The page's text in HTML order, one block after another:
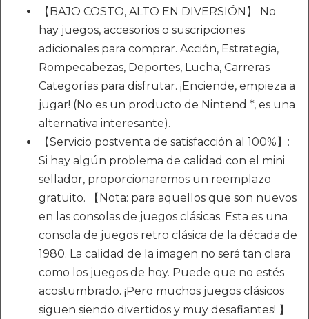
【BAJO COSTO, ALTO EN DIVERSIÓN】 No
hay juegos, accesorios o suscripciones
adicionales para comprar. Acción, Estrategia,
Rompecabezas, Deportes, Lucha, Carreras
Categorías para disfrutar. ¡Enciende, empieza a
jugar! (No es un producto de Nintend *, es una
alternativa interesante).
【Servicio postventa de satisfacción al 100%】:
Si hay algún problema de calidad con el mini
sellador, proporcionaremos un reemplazo
gratuito. 【Nota: para aquellos que son nuevos
en las consolas de juegos clásicas. Esta es una
consola de juegos retro clásica de la década de
1980. La calidad de la imagen no será tan clara
como los juegos de hoy. Puede que no estés
acostumbrado. ¡Pero muchos juegos clásicos
siguen siendo divertidos y muy desafiantes! 】